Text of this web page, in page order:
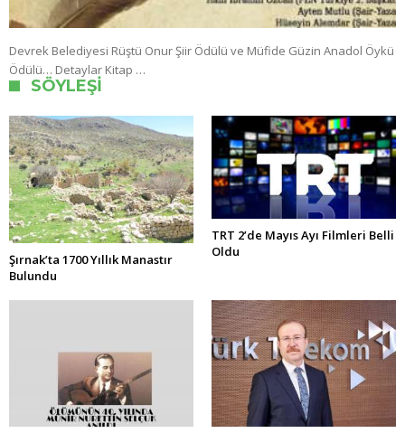
Devrek Belediyesi Rüştü Onur Şiir Ödülü ve Müfide Güzin Anadol Öykü
Ödülü… Detaylar Kitap …
SÖYLEŞI
Şırnak’ta 1700 Yıllık Manastır
Bulundu
TRT 2’de Mayıs Ayı Filmleri Belli
Oldu